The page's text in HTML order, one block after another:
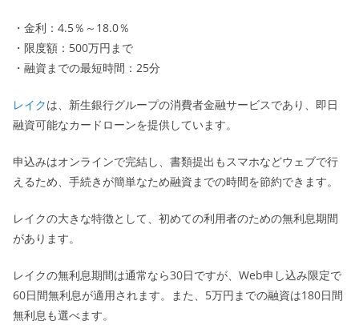
・金利：4.5％～18.0％
・限度額：500万円まで
・融資までの最短時間：25分
レイクは、新生銀行グループの消費者金融サービスであり、即日
融資可能なカードローンを提供しています。
申込みはオンラインで完結し、書類提出もスマホなどウェブで行
えるため、手続きが簡単なため融資までの時間を節約できます。
レイクの大きな特徴として、初めての利用者のための無利息期間
があります。
レイクの無利息期間は通常なら30日ですが、Web申し込み限定で
60日間無利息が適用されます。また、5万円までの融資は180日間
無利息も選べます。